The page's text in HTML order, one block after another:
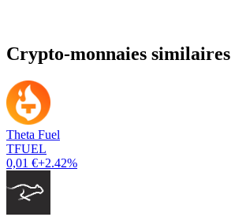
Crypto-monnaies similaires
Theta Fuel
TFUEL
0,01 €+2.42%